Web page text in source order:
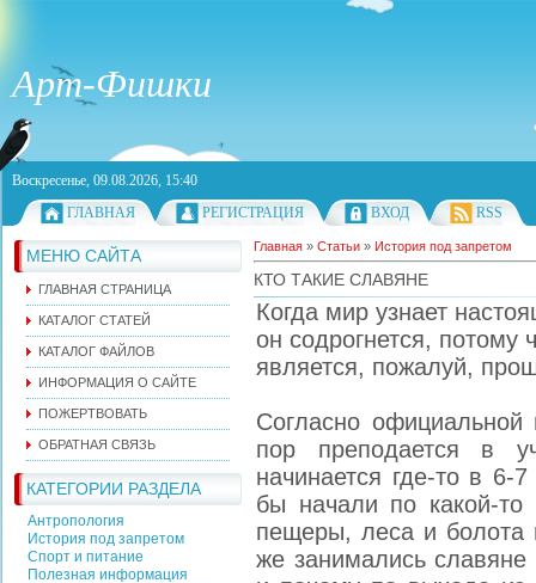
Арт-Фишки
Воскресенье, 09.08.2026, 15:40
ГЛАВНАЯ
РЕГИСТРАЦИЯ ВХОД RSS
МЕНЮ САЙТА
ГЛАВНАЯ СТРАНИЦА
КАТАЛОГ СТАТЕЙ
КАТАЛОГ ФАЙЛОВ
ИНФОРМАЦИЯ О САЙТЕ
ПОЖЕРТВОВАТЬ
ОБРАТНАЯ СВЯЗЬ
КАТЕГОРИИ РАЗДЕЛА
Антропология
История под запретом
Спорт и питание
Полезная информация
Главная » Статьи » История под запретом
КТО ТАКИЕ СЛАВЯНЕ
Когда мир узнает
он содрогнется,
является, пожалуй,
Согласно
пор преподается в
начинается где-то в 6-
бы начали по какой-то
пещеры, леса и
же занимались